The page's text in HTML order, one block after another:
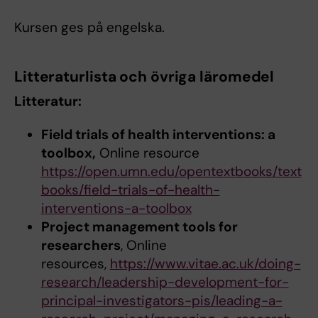
Kursen ges på engelska.
Litteraturlista och övriga läromedel
Litteratur:
Field trials of health interventions: a
toolbox, Online resource
https://open.umn.edu/opentextbooks/text
books/field-trials-of-health-
interventions-a-toolbox
Project management tools for
researchers, Online
resources, https://www.vitae.ac.uk/doing-
research/leadership-development-for-
principal-investigators-pis/leading-a-